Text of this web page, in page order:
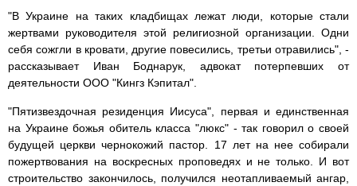
"В Украине на таких кладбищах лежат люди, которые стали
жертвами руководителя этой религиозной организации. Одни
себя сожгли в кровати, другие повесились, третьи отравились", -
рассказывает Иван Боднарук, адвокат потерпевших от
деятельности ООО "Кингз Кэпитал".
"Пятизвездочная резиденция Иисуса", первая и единственная
на Украине божья обитель класса "люкс" - так говорил о своей
будущей церкви чернокожий пастор. 17 лет на нее собирали
пожертвования на воскресных проповедях и не только. И вот
строительство закончилось, получился неотапливаемый ангар,